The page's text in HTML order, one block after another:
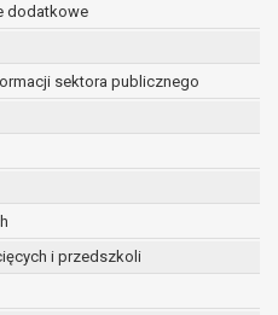
dodatkowe
sektora publicznego
i przedszkoli
lub
usunięcia danych
do bycia
podstawie art. 17 RODO,
już niezbędne do celów,
były zebrane lub w inny
dane dotyczą, wniosła
przetwarzania